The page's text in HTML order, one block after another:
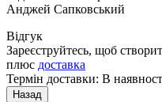
Анджей Сапковський
Відгук
Зареєструйтесь, щоб
плюс доставка
Термін доставки: В